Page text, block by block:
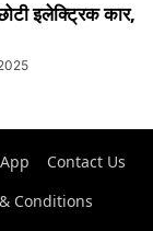
इलेक्ट्रिक कार,
Contact Us
Conditions